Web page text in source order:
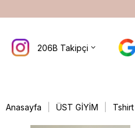
206B Takipçi
Anasayfa ÜST GİYİM Tshirt